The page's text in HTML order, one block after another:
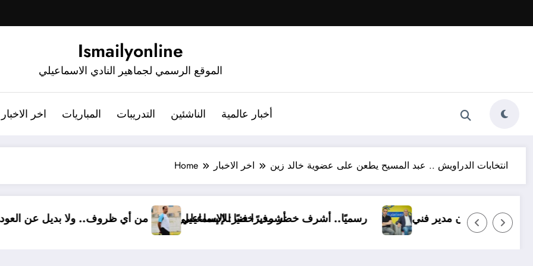
Ismailyonline
الموقع الرسمي لجماهير النادي الاسماعيلي
اخر الاخبار المباريات التدريبات الناشئين أخبار عالمية
Home اخر الاخبار انتخابات الدراويش .. عبد المسيح يطعن على عضوية خالد زين
أشرف خضر: الإسماعيلي أقوى من أي ظروف.. ولا بديل
رسميًا.. أشرف خضر مديرًا فنيًا للإسماعيلي ناشئًا وبدون مدير فني